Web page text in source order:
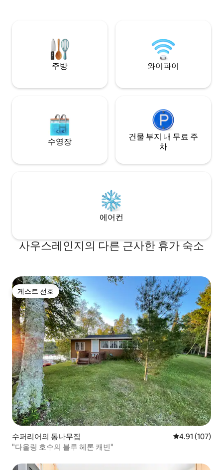
yourselves!
주방 와이파이
수영장
건물 부지 내 무료 주
차
에어컨
사우스레인지의 다른 근사한 휴가 숙소
게스트 선호
게스트 선호
수퍼리어의 통나무집 평점 4.91점(5
4.91 (107)
"다울링 호수의 블루 헤론 캐빈"